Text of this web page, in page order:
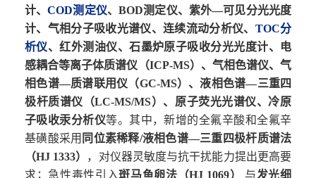
计、COD测定仪、BOD测定仪、紫外—可见分光光度
计、气相分子吸收光谱仪、连续流动分析仪、 TOC分
析仪、红外测油仪、石墨炉原子吸收分光光度计、电
感耦合等离子体质谱仪（ICP-MS）、气相色谱仪、气
相色谱—质谱联用仪（GC-MS）、液相色谱—三重四
极杆质谱仪（LC-MS/MS）、原子荧光光谱仪、冷原
子吸收汞分析仪等。其中，新增的全氟辛酸和全氟辛
基磺酸采用 同位素稀释/液相色谱—三重四极杆质谱法
（HJ 1333） ，对仪器灵敏度与抗干扰能力提出更高要
求；急性毒性引入斑马鱼卵法（HJ 1069） 与发光细